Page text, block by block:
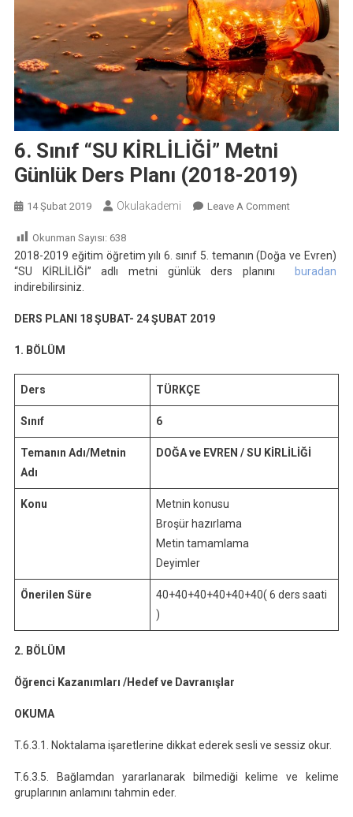
6. Sınıf “SU KİRLİLİĞİ” Metni
Günlük Ders Planı (2018-2019)
14 Şubat 2019 Okulakademi Leave A CommentOn
“SU
KİRLİLİĞİ”
Okunman Sayısı: 638
2018-2019 eğitim öğretim yılı 6. sınıf 5. temanın (Doğa ve Evren)
“SU KİRLİLİĞİ” adlı metni günlük ders planını
buradan
indirebilirsiniz.
DERS PLANI 18 ŞUBAT- 24 ŞUBAT 2019
1. BÖLÜM
Ders TÜRKÇE
Sınıf 6
Temanın Adı/Metnin
Adı
DOĞA ve EVREN / SU KİRLİLİĞİ
Konu
Metnin konusu
Broşür hazırlama
Metin tamamlama
Deyimler
Önerilen Süre
40+40+40+40+40+40( 6 ders saati
)
2. BÖLÜM
Öğrenci Kazanımları /Hedef ve Davranışlar
OKUMA
T.6.3.1. Noktalama işaretlerine dikkat ederek sesli ve sessiz okur.
T.6.3.5. Bağlamdan yararlanarak bilmediği kelime ve kelime
gruplarının anlamını tahmin eder.